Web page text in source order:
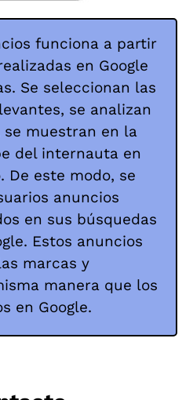
funciona a partir
en Google
Se seleccionan las
se analizan
muestran en la
del internauta en
De este modo, se
anuncios
en sus búsquedas
Estos anuncios
marcas y
manera que los
en Google.